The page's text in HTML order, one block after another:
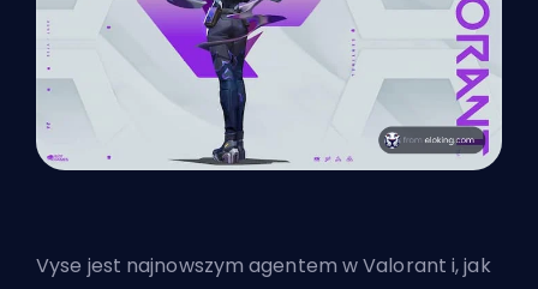
Vyse jest najnowszym agentem w Valorant i, jak